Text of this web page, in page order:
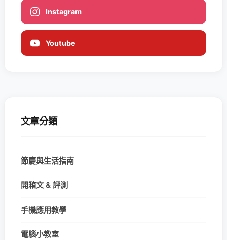
Instagram
Youtube
文章分類
節慶與生活指南
開箱文 & 評測
手機應用教學
電腦小教室